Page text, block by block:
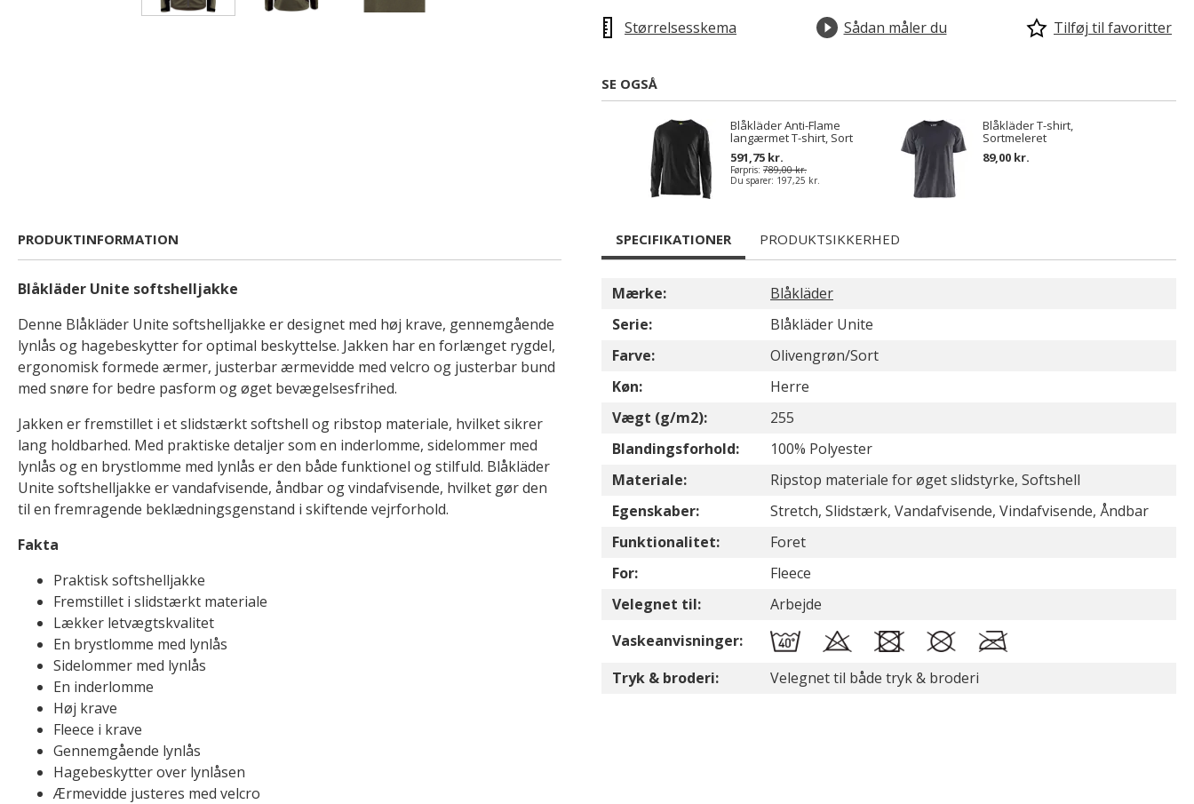
Størrelsesskema Sådan måler du Tilføj til favoritter
SE OGSÅ
Blåkläder Anti-Flame
langærmet T-shirt, Sort
591,75 kr.
Førpris: 789,00 kr.
Du sparer: 197,25 kr.
Blåkläder T-shirt,
Sortmeleret
89,00 kr.
PRODUKTINFORMATION
Blåkläder Unite softshelljakke
Denne Blåkläder Unite softshelljakke er designet med høj krave, gennemgående
lynlås og hagebeskytter for optimal beskyttelse. Jakken har en forlænget rygdel,
ergonomisk formede ærmer, justerbar ærmevidde med velcro og justerbar bund
med snøre for bedre pasform og øget bevægelsesfrihed.
Jakken er fremstillet i et slidstærkt softshell og ribstop materiale, hvilket sikrer
lang holdbarhed. Med praktiske detaljer som en inderlomme, sidelommer med
lynlås og en brystlomme med lynlås er den både funktionel og stilfuld. Blåkläder
Unite softshelljakke er vandafvisende, åndbar og vindafvisende, hvilket gør den
til en fremragende beklædningsgenstand i skiftende vejrforhold.
Fakta
Praktisk softshelljakke
Fremstillet i slidstærkt materiale
Lækker letvægtskvalitet
En brystlomme med lynlås
Sidelommer med lynlås
En inderlomme
Høj krave
Fleece i krave
Gennemgående lynlås
Hagebeskytter over lynlåsen
Ærmevidde justeres med velcro
SPECIFIKATIONER PRODUKTSIKKERHED
Mærke:
Blåkläder
Serie:
Blåkläder Unite
Farve:
Olivengrøn/Sort
Køn:
Herre
Vægt (g/m2):
255
Blandingsforhold:
100% Polyester
Materiale:
Ripstop materiale for øget slidstyrke, Softshell
Egenskaber:
Stretch, Slidstærk, Vandafvisende, Vindafvisende, Åndbar
Funktionalitet:
Foret
For:
Fleece
Velegnet til:
Arbejde
Vaskeanvisninger:
Tryk & broderi:
Velegnet til både tryk & broderi